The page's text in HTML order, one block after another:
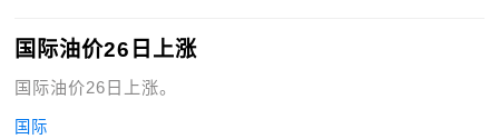
国际油价26日上涨
国际油价26日上涨。
国际